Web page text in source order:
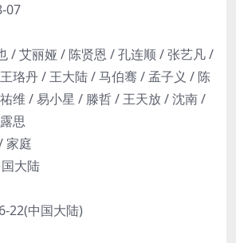
07
/ 艾丽娅 / 陈贤恩 / 孔连顺 / 张艺凡 /
珞丹 / 王大陆 / 马伯骞 / 孟子义 / 陈
维 / 易小星 / 滕哲 / 王天放 / 沈南 /
思
家庭
大陆
22(中国大陆)